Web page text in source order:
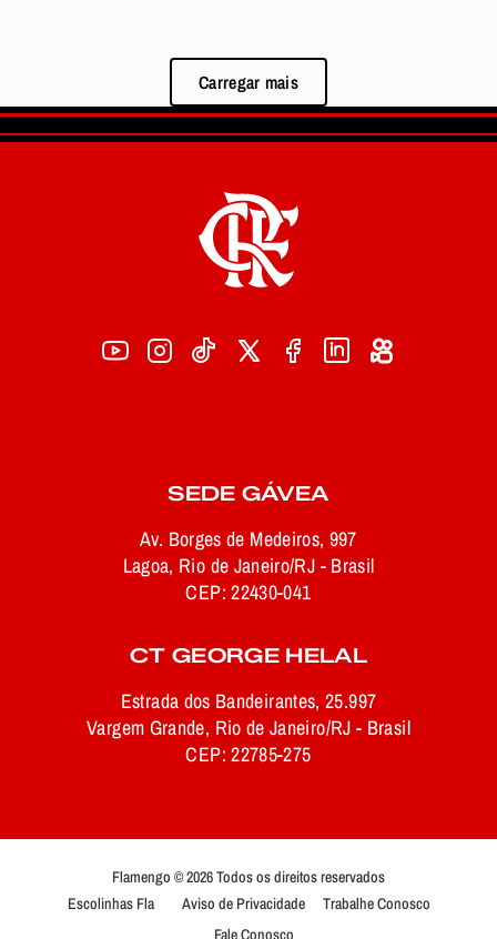
Carregar mais
SEDE GÁVEA
Av. Borges de Medeiros, 997
Lagoa, Rio de Janeiro/RJ - Brasil
CEP: 22430-041
CT GEORGE HELAL
Estrada dos Bandeirantes, 25.997
Vargem Grande, Rio de Janeiro/RJ - Brasil
CEP: 22785-275
Flamengo © 2026 Todos os direitos reservados
Escolinhas Fla
Aviso de Privacidade
Trabalhe Conosco
Fale Conosco